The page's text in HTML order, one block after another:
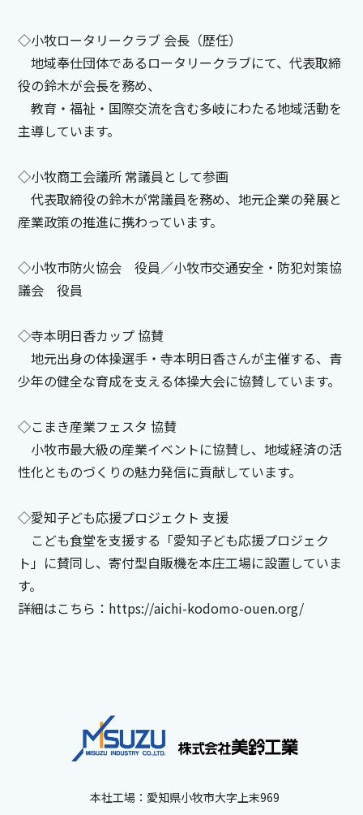
◇小牧ロータリークラブ 会長（歴任）
地域奉仕団体であるロータリークラブにて、代表取締
役の鈴木が会長を務め、
教育・福祉・国際交流を含む多岐にわたる地域活動を
主導しています。
◇小牧商工会議所 常議員として参画
代表取締役の鈴木が常議員を務め、地元企業の発展と
産業政策の推進に携わっています。
◇小牧市防火協会 役員／小牧市交通安全・防犯対策協
議会 役員
◇寺本明日香カップ 協賛
地元出身の体操選手・寺本明日香さんが主催する、青
少年の健全な育成を支える体操大会に協賛しています。
◇こまき産業フェスタ 協賛
小牧市最大級の産業イベントに協賛し、地域経済の活
性化とものづくりの魅力発信に貢献しています。
◇愛知子ども応援プロジェクト 支援
こども食堂を支援する「愛知子ども応援プロジェク
ト」に賛同し、寄付型自販機を本庄工場に設置していま
す。
詳細はこちら： https://aichi-kodomo-ouen.org/
本社工場：愛知県小牧市大字上末969